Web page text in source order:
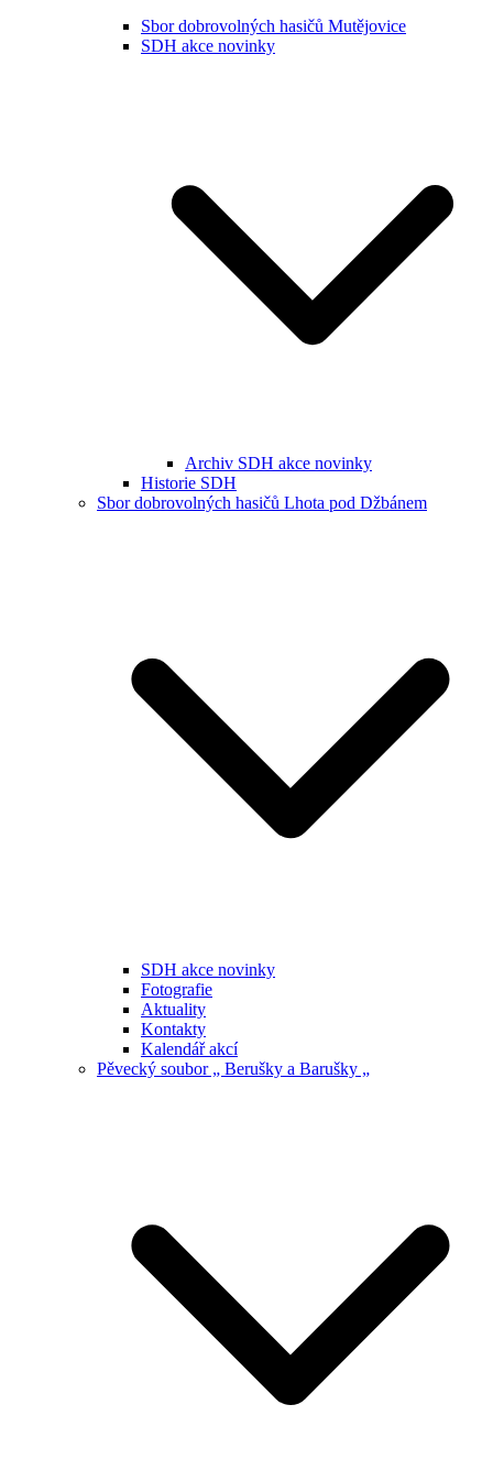
Sbor dobrovolných hasičů Mutějovice
SDH akce novinky
Archiv SDH akce novinky
Historie SDH
Sbor dobrovolných hasičů Lhota pod Džbánem
SDH akce novinky
Fotografie
Aktuality
Kontakty
Kalendář akcí
Pěvecký soubor „ Berušky a Barušky „